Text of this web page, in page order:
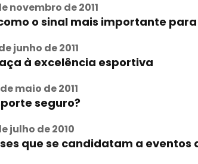
novembro de 2011
o sinal mais importante
junho de 2011
à excelência esportiva
maio de 2011
seguro?
julho de 2010
que se candidatam a